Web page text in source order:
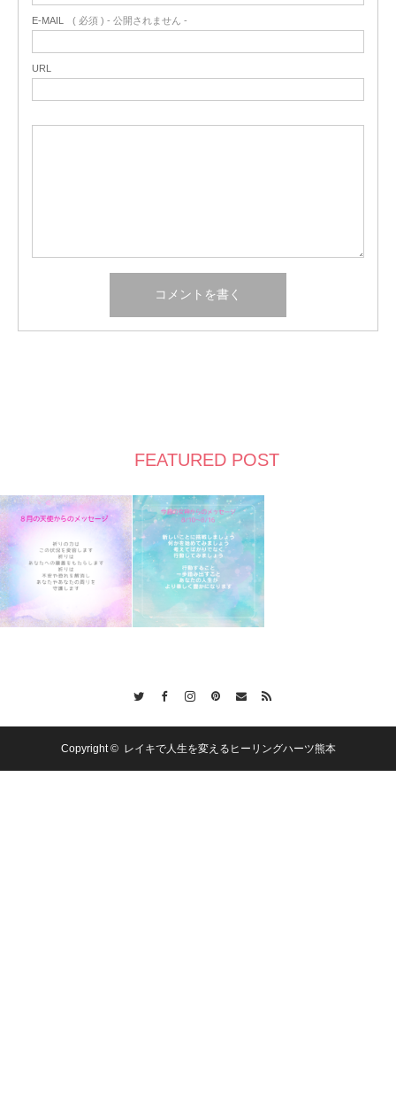
E-MAIL ( 必須 ) - 公開されません -
URL
FEATURED POST
Copyright © レイキで人生を変えるヒーリングハーツ熊本